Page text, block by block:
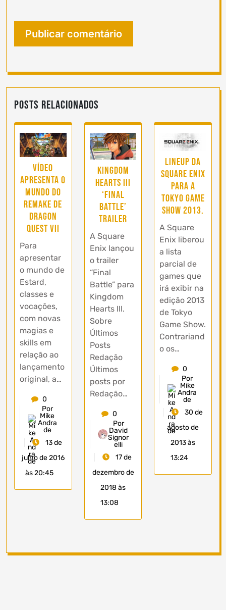
Posts Relacionados
Vídeo
apresenta o
mundo do
remake de
Dragon
Quest VII
Para
apresentar
o mundo de
Estard,
classes e
vocações,
com novas
magias e
skills em
relação ao
lançamento
original, a…
0
Por
Mike
Andra
de
13 de
julho de 2016
às 20:45
Kingdom
Hearts III
‘Final
Battle’
trailer
A Square
Enix lançou
o trailer
“Final
Battle” para
Kingdom
Hearts III.
Sobre
Últimos
Posts
Redação
Últimos
posts por
Redação…
0
Por
David
Signor
elli
17 de
dezembro de
2018 às
13:08
Lineup da
Square Enix
para a
Tokyo Game
Show 2013.
A Square
Enix liberou
a lista
parcial de
games que
irá exibir na
edição 2013
de Tokyo
Game Show.
Contrariand
o os…
0
Por
Mike
Andra
de
30 de
agosto de
2013 às
13:24